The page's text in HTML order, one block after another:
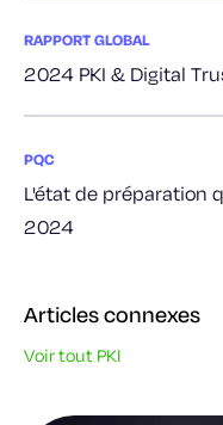
RAPPORT GLOBAL
2024 PKI & Digital
PQC
L'état de préparation
2024
Articles connexes
Voir tout PKI